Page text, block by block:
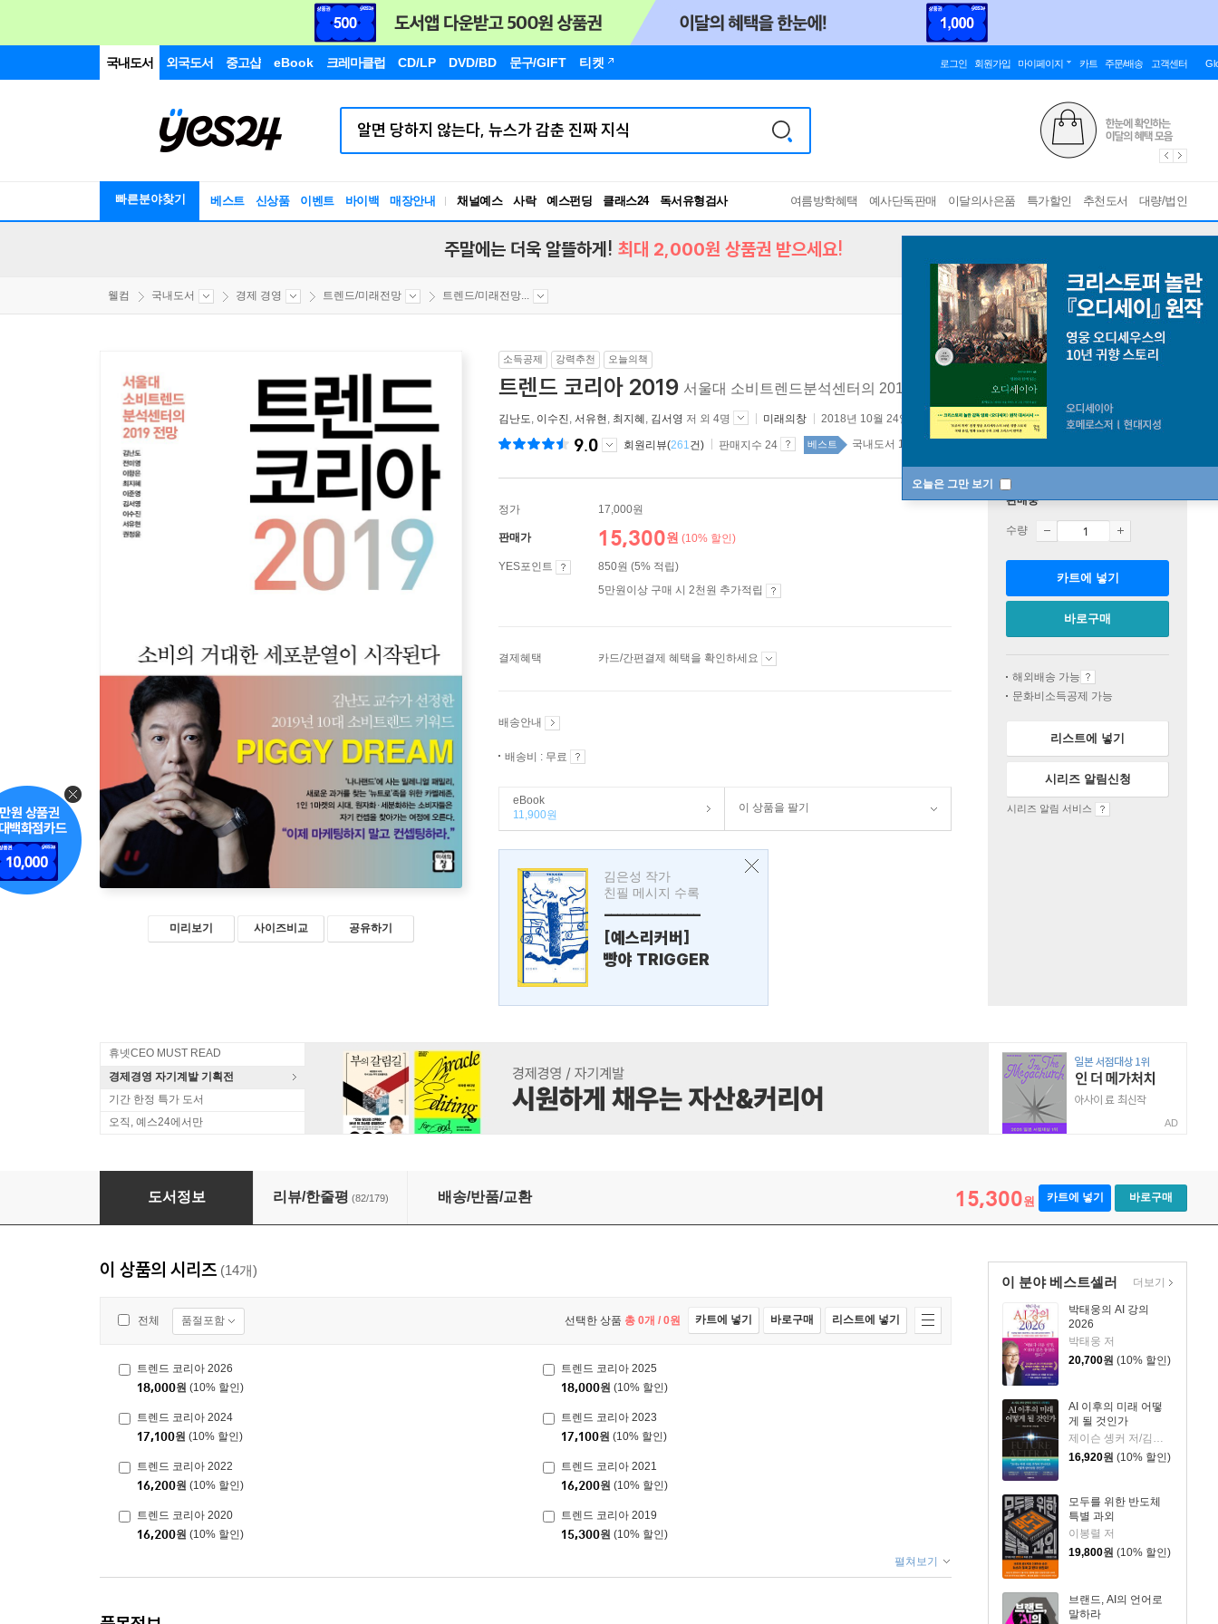
국내도서 외국도서 중고샵 eBook 크레마클럽 CD/LP DVD/BD 문구/GIFT 티켓 로그인 회원가입 마이페이지 카트 주문/배송 고객센터
빠른분야찾기 베스트 신상품 이벤트 바이백 매장안내 채널예스 사락 예스펀딩 클래스24
RBTI Lab
독서유형검사
여름방학혜택 예사단독판매 이달의사은품 특가할인 추천도서 대량/법인
오늘은 그만 보기
주말에는 더욱 알뜰하게! 최대 2,000원 상품권 받으세요!
웰컴 국내도서 경제 경영 트렌드/미래전망 트렌드/미래전망...
미리보기 사이즈비교 공유하기
소득공제 강력추천 오늘의책
트렌드 코리아 2019 서울대 소비트렌드분석센터의 2019 전망
김난도, 이수진 , 서유현 , 최지혜 , 김서영 저 외 4명 미래의창 2018년 10월 24일
9.0 회원리뷰(261건) 판매지수 24 베스트 국내도서 1위 1주
정가 17,000원
판매가 15,300원 (10% 할인)
YES포인트
850원 (5% 적립)
5만원이상 구매 시 2천원 추가적립
결제혜택 카드/간편결제 혜택을 확인하세요
배송안내
배송비 : 무료
eBook
11,900원
이 상품을 팔기
김은성 작가
친필 메시지 수록
---------------
[예스리커버]
빵야 TRIGGER
판매중
수량
카트에 넣기
바로구매
해외배송 가능
문화비소득공제 가능
리스트에 넣기
시리즈 알림신청
시리즈 알림 서비스
휴넷CEO MUST READ
경제경영 자기계발 기획전
기간 한정 특가 도서
오직, 예스24에서만
AD
트렌드 코리아 2019
도서정보 리뷰/한줄평 (82/179) 배송/반품/교환 15,300원 카트에 넣기 바로구매
이 분야 베스트셀러
박태웅의 AI 강의
2026
박태웅 저
20,700원 (10% 할인)
AI 이후의 미래 어떻
게 될 것인가
16,920원 (10% 할인)
모두를 위한 반도체
특별 과외
이봉렬 저
19,800원 (10% 할인)
브랜드, AI의 언어로
말하라
더보기
이 상품의 시리즈 (14개)
전체 품절포함 선택한 상품 총 0개 / 0원 카트에 넣기 바로구매 리스트에 넣기
트렌드 코리아 2026
18,000원 (10% 할인)
트렌드 코리아 2025
18,000원 (10% 할인)
트렌드 코리아 2024
17,100원 (10% 할인)
트렌드 코리아 2023
17,100원 (10% 할인)
트렌드 코리아 2022
16,200원 (10% 할인)
트렌드 코리아 2021
16,200원 (10% 할인)
트렌드 코리아 2020
16,200원 (10% 할인)
트렌드 코리아 2019
15,300원 (10% 할인)
펼쳐보기